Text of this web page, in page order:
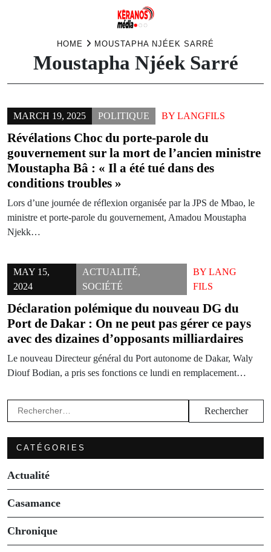
HOME MOUSTAPHA NJÉEK SARRÉ
Moustapha Njéek Sarré
MARCH 19, 2025 POLITIQUE BY LANGFILS
Révélations Choc du porte-parole du
gouvernement sur la mort de l’ancien ministre
Moustapha Bâ : « Il a été tué dans des
conditions troubles »
Lors d’une journée de réflexion organisée par la JPS de Mbao, le
ministre et porte-parole du gouvernement, Amadou Moustapha
Njekk…
MAY 15,
2024
ACTUALITÉ,
SOCIÉTÉ
BYLANG
FILS
Déclaration polémique du nouveau DG du
Port de Dakar : On ne peut pas gérer ce pays
avec des dizaines d’opposants milliardaires
Le nouveau Directeur général du Port autonome de Dakar, Waly
Diouf Bodian, a pris ses fonctions ce lundi en remplacement…
Rechercher :
CATÉGORIES
Actualité
Casamance
Chronique